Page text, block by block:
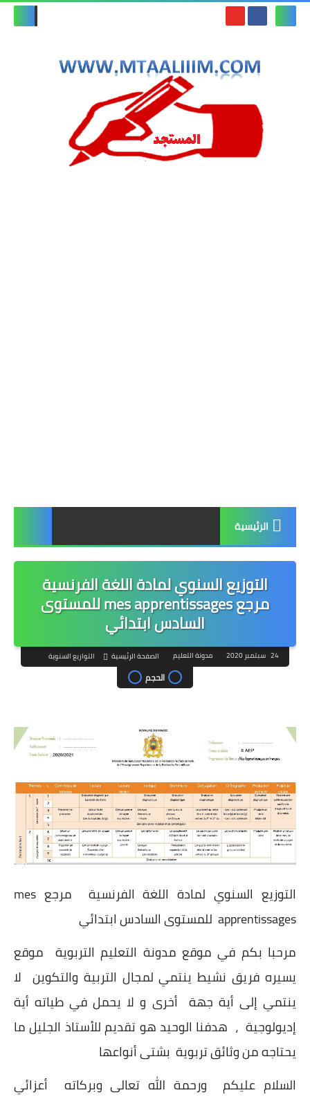
الرئيسية
التوزيع السنوي لمادة اللغة الفرنسية
مرجع mes apprentissages للمستوى
السادس ابتدائي
24 سبتمبر 2020 مدونة التعليم الصفحة الرئيسية التوازيع السنوية
الحجم
التوزيع السنوي لمادة اللغة الفرنسية مرجع mes
apprentissages للمستوى السادس ابتدائي
مرحبا بكم في موقع مدونة التعليم التربوية موقع
يسيره فريق نشيط ينتمي لمجال التربية والتكوين لا
ينتمي إلى أية جهة أخرى و لا يحمل في طياته أية
إديولوجية ، هدفنا الوحيد هو تقديم للأستاذ الجليل ما
يحتاجه من وثائق تربوية بشتى أنواعها
السلام عليكم ورحمة الله تعالى وبركاته أعزائي